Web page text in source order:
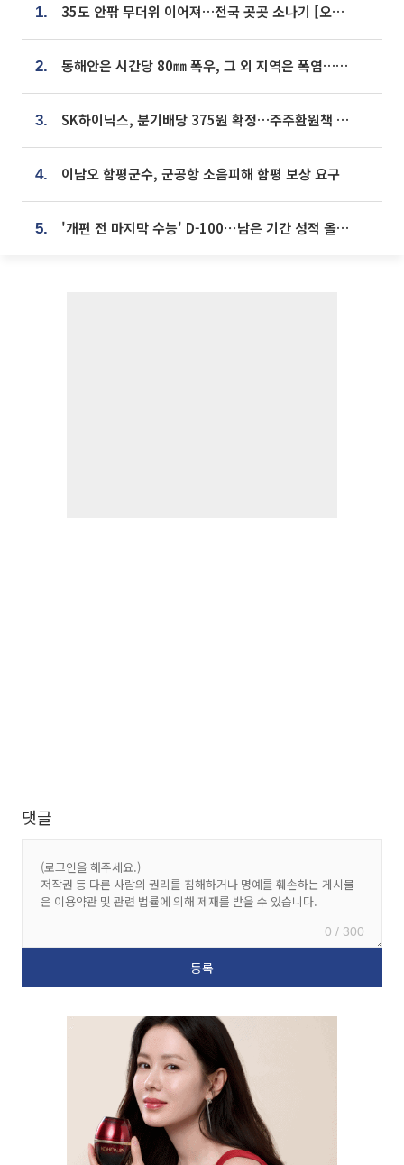
1. 35도 안팎 무더위 이어져…전국 곳곳 소나기 [오늘 날씨]
2. 동해안은 시간당 80㎜ 폭우, 그 외 지역은 폭염…‘극과 극 날씨’
3. SK하이닉스, 분기배당 375원 확정…주주환원책 9월로 앞당겨 발표
4. 이남오 함평군수, 군공항 소음피해 함평 보상 요구
5. '개편 전 마지막 수능' D-100⋯남은 기간 성적 올릴 전략은
댓글
0 / 300